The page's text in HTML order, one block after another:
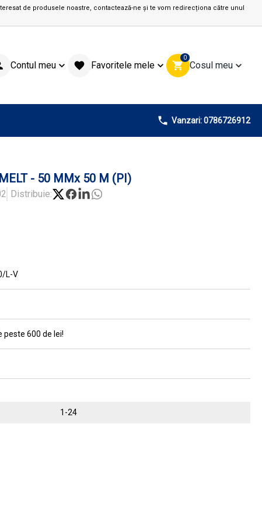
de produsele noastre, contactează-ne și te vom redirecționa către unul
Contul meu Favoritele mele
0
Cosul meu
Vanzari: 0786726912
- 50 MMx 50 M (PI)
Distribuie:
L-V
peste 600 de lei!
1-24